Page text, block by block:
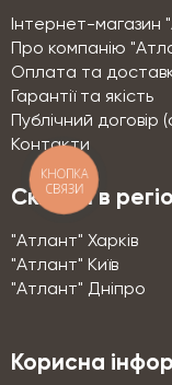
Інтернет-магазин
Про компанію
Оплата та
Гарантії та якість
Публічний договір
Контакти
Склади в
"Атлант" Харків
"Атлант" Київ
"Атлант" Дніпро
Корисна
КНОПКА
СВЯЗИ